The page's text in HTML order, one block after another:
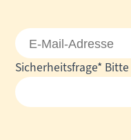
E-
Mail-
Adresse
Pflichtfeld
Sicherheitsfrage*